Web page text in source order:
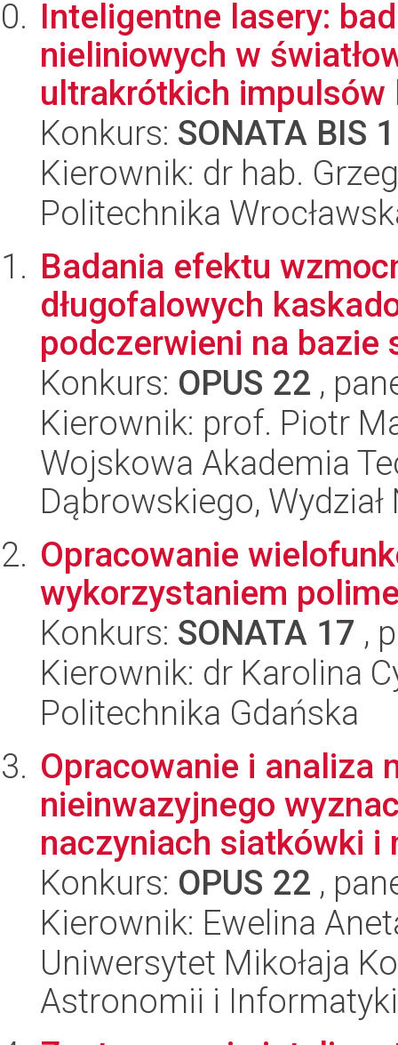
Inteligentne lasery:
nieliniowych w
ultrakrótkich impulsów
Konkurs: SONATA BIS
Kierownik: dr hab.
Politechnika
Badania efektu
długofalowych
podczerwieni na bazie
Konkurs: OPUS 22 ,
Kierownik: prof. Piotr
Wojskowa Akademia
Dąbrowskiego,
Opracowanie
wykorzystaniem
Konkurs: SONATA 17 ,
Kierownik: dr Karolina
Politechnika Gdańska
Opracowanie i analiza
nieinwazyjnego
naczyniach siatkówki i
Konkurs: OPUS 22 ,
Kierownik: Ewelina
Uniwersytet Mikołaja
Astronomii i